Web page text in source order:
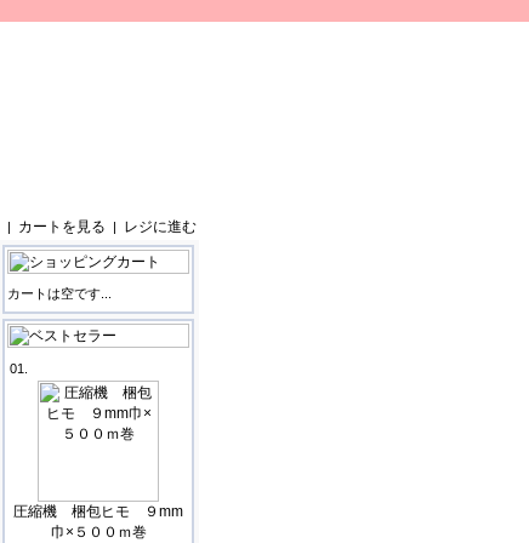
| カートを見る | レジに進む
カートは空です...
01.
圧縮機 梱包ヒモ ９mm
巾×５００ｍ巻